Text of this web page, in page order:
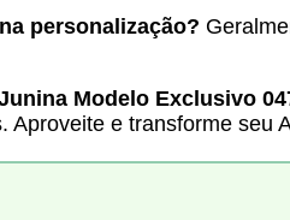
personalização?
Modelo Exclusivo
Aproveite e transforme seu